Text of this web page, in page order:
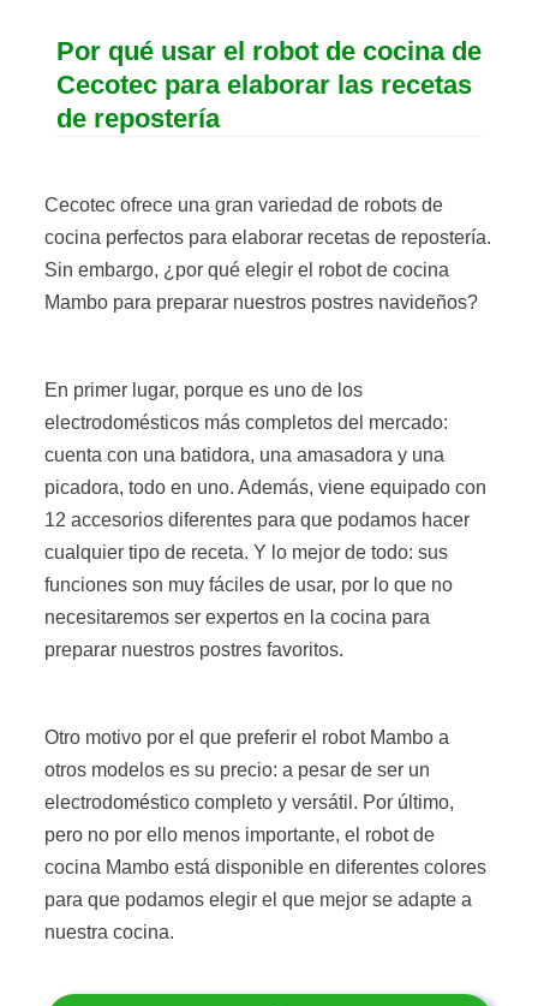
Por qué usar el robot de cocina de
Cecotec para elaborar las recetas
de repostería
Cecotec ofrece una gran variedad de robots de
cocina perfectos para elaborar recetas de repostería.
Sin embargo, ¿por qué elegir el robot de cocina
Mambo para preparar nuestros postres navideños?
En primer lugar, porque es uno de los
electrodomésticos más completos del mercado:
cuenta con una batidora, una amasadora y una
picadora, todo en uno. Además, viene equipado con
12 accesorios diferentes para que podamos hacer
cualquier tipo de receta. Y lo mejor de todo: sus
funciones son muy fáciles de usar, por lo que no
necesitaremos ser expertos en la cocina para
preparar nuestros postres favoritos.
Otro motivo por el que preferir el robot Mambo a
otros modelos es su precio: a pesar de ser un
electrodoméstico completo y versátil. Por último,
pero no por ello menos importante, el robot de
cocina Mambo está disponible en diferentes colores
para que podamos elegir el que mejor se adapte a
nuestra cocina.